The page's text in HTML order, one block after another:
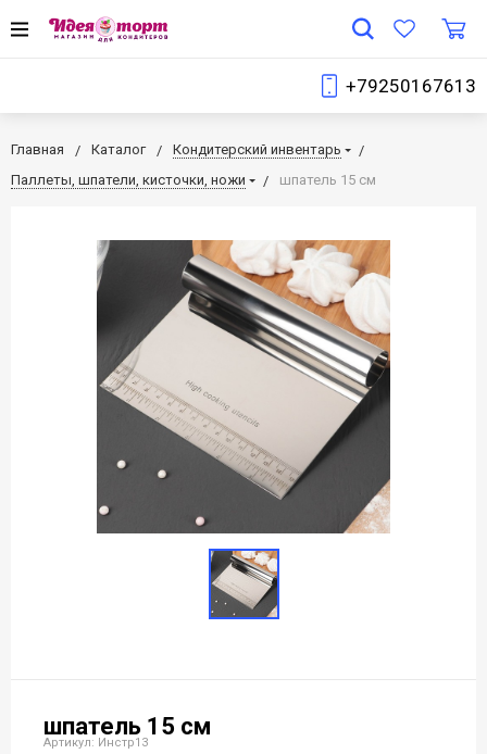
+79250167613
Главная Каталог
Кондитерский инвентарь
Паллеты, шпатели, кисточки, ножи
шпатель 15 см
шпатель 15 см
Артикул: Инстр13